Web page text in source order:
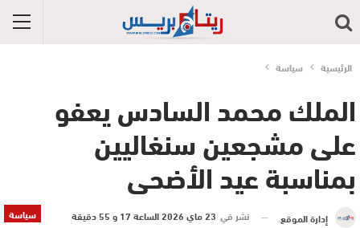
الرئيسية سياسة
الملك محمد السادس يعفو
على مشجعين سنغاليين
بمناسبة عيد الأضحى
سياسة إدارة الموقع نشر في 23 ماي 2026 الساعة 17 و 55 دقيقة